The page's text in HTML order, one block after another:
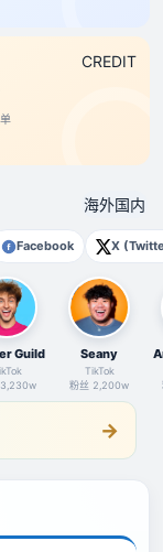
CREDIT
海外国内
Facebook X
Guild
S
Seany
TikTok
粉丝 2,200w
→